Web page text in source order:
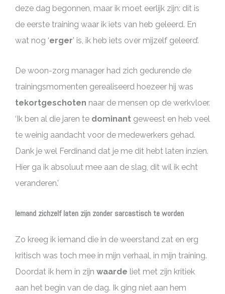
deze dag begonnen, maar ik moet eerlijk zijn: dit is
de eerste training waar ik iets van heb geleerd. En
wat nog ‘erger’ is, ik heb iets over mijzelf geleerd’.
De woon-zorg manager had zich gedurende de
trainingsmomenten gerealiseerd hoezeer hij was
tekortgeschoten naar de mensen op de werkvloer.
‘Ik ben al die jaren te dominant geweest en heb veel
te weinig aandacht voor de medewerkers gehad.
Dank je wel Ferdinand dat je me dit hebt laten inzien.
Hier ga ik absoluut mee aan de slag, dit wil ik echt
veranderen.’
Iemand zichzelf laten zijn zonder sarcastisch te worden
Zo kreeg ik iemand die in de weerstand zat en erg
kritisch was toch mee in mijn verhaal, in mijn training.
Doordat ik hem in zijn waarde liet met zijn kritiek
aan het begin van de dag. Ik ging niet aan hem